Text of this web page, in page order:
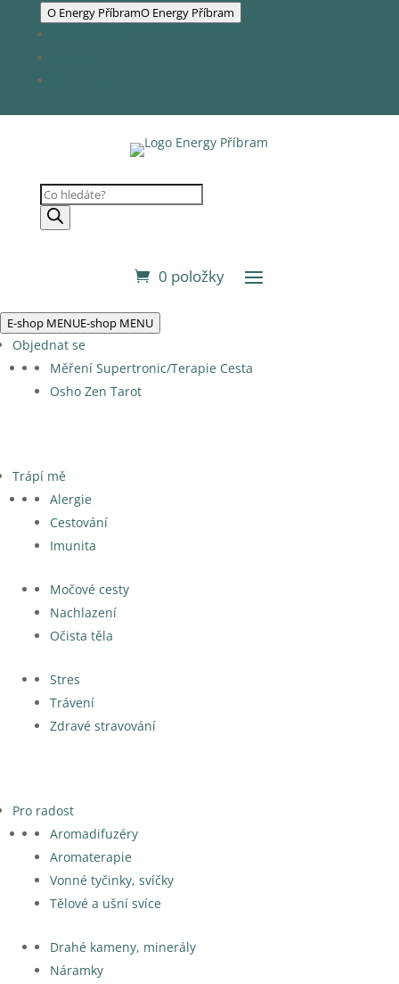
O Energy PříbramO Energy Příbram
Products
search
0 položky
E-shop MENUE-shop MENU
Objednat se
Měření Supertronic/Terapie Cesta
Osho Zen Tarot
Trápí mě
Alergie
Cestování
Imunita
Močové cesty
Nachlazení
Očista těla
Stres
Trávení
Zdravé stravování
Pro radost
Aromadifuzéry
Aromaterapie
Vonné tyčinky, svíčky
Tělové a ušní svíce
Drahé kameny, minerály
Náramky